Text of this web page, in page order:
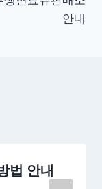
안내
법 안내